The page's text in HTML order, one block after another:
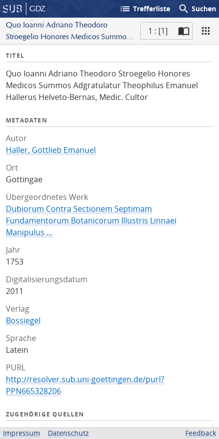
GDZ list Trefferliste search Suchen
Quo Ioanni Adriano Theodoro
Stroegelio Honores Medicos Summos
Hallerus Helveto-Bernas,
Medic. Cultor
1 : [1]
I
f
o
TITEL
Quo Ioanni Adriano Theodoro Stroegelio Honores
Medicos Summos Adgratulatur Theophilus Emanuel
Hallerus Helveto-Bernas, Medic. Cultor
METADATEN
Autor
Haller, Gottlieb Emanuel
Ort
Gottingae
Übergeordnetes Werk
Dubiorum Contra Sectionem Septimam
Fundamentorum Botanicorum Illustris Linnaei
Manipulus ...
Jahr
1753
Digitalisierungsdatum
2011
Verlag
Bossiegel
Sprache
Latein
PURL
http://resolver.sub.uni-goettingen.de/purl?
PPN665328206
ZUGEHÖRIGE QUELLEN
OPAC
Impressum Datenschutz Feedback